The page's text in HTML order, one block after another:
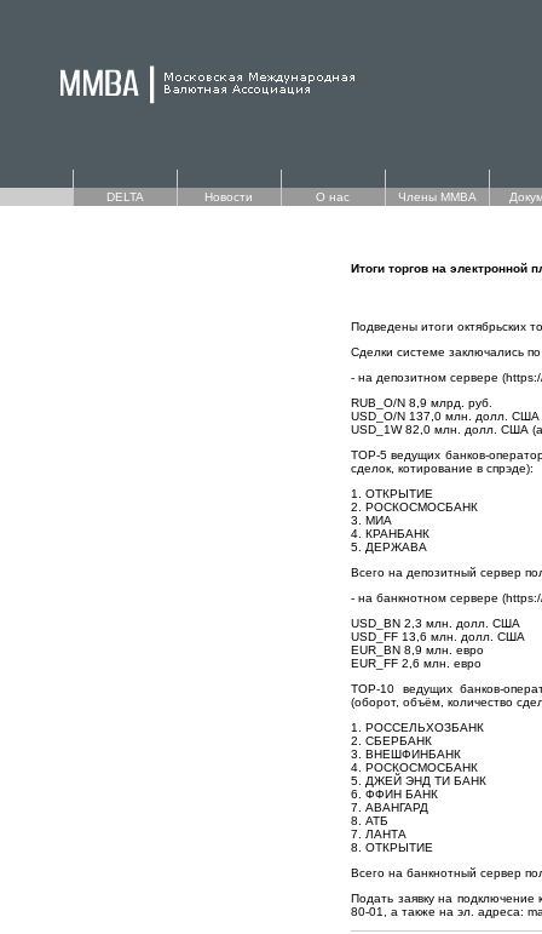
DELTA Новости О нас Члены ММВА
Итоги торгов на электронной
Подведены итоги октябрьских
Сделки системе заключались
- на депозитном сервере
RUB_O/N 8,9 млрд. руб.
USD_O/N 137,0 млн. долл. США
USD_1W 82,0 млн. долл. США
TOP-5 ведущих банков-
сделок, котирование в спрэде):
1. ОТКРЫТИЕ
2. РОСКОСМОСБАНК
3. МИА
4. КРАНБАНК
5. ДЕРЖАВА
Всего на депозитный сервер
- на банкнотном сервере
USD_BN 2,3 млн. долл. США
USD_FF 13,6 млн. долл. США
EUR_BN 8,9 млн. евро
EUR_FF 2,6 млн. евро
TOP-10 ведущих банков-
(оборот, объём, количество
1. РОССЕЛЬХОЗБАНК
2. СБЕРБАНК
3. ВНЕШФИНБАНК
4. РОСКОСМОСБАНК
5. ДЖЕЙ ЭНД ТИ БАНК
6. ФФИН БАНК
7. АВАНГАРД
8. АТБ
7. ЛАНТА
8. ОТКРЫТИЕ
Всего на банкнотный сервер
Подать заявку на
80-01, а также на эл. адреса: